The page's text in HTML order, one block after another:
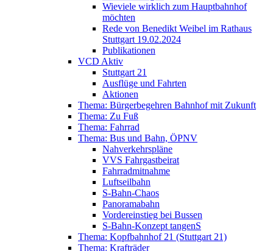
Wieviele wirklich zum Hauptbahnhof
möchten
Rede von Benedikt Weibel im Rathaus
Stuttgart 19.02.2024
Publikationen
VCD Aktiv
Stuttgart 21
Ausflüge und Fahrten
Aktionen
Thema: Bürgerbegehren Bahnhof mit Zukunft
Thema: Zu Fuß
Thema: Fahrrad
Thema: Bus und Bahn, ÖPNV
Nahverkehrspläne
VVS Fahrgastbeirat
Fahrradmitnahme
Luftseilbahn
S-Bahn-Chaos
Panoramabahn
Vordereinstieg bei Bussen
S-Bahn-Konzept tangenS
Thema: Kopfbahnhof 21 (Stuttgart 21)
Thema: Krafträder